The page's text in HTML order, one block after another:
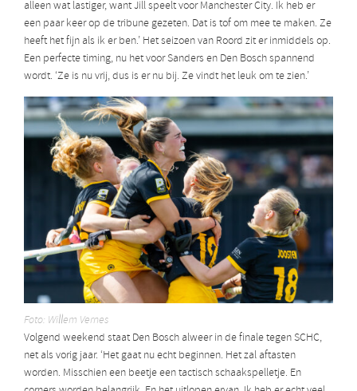
alleen wat lastiger, want Jill speelt voor Manchester City. Ik heb er
een paar keer op de tribune gezeten. Dat is tof om mee te maken. Ze
heeft het fijn als ik er ben.’ Het seizoen van Roord zit er inmiddels op.
Een perfecte timing, nu het voor Sanders en Den Bosch spannend
wordt. ‘Ze is nu vrij, dus is er nu bij. Ze vindt het leuk om te zien.’
Foto: Willem Vernes
Volgend weekend staat Den Bosch alweer in de finale tegen SCHC,
net als vorig jaar. ‘Het gaat nu echt beginnen. Het zal aftasten
worden. Misschien een beetje een tactisch schaakspelletje. En